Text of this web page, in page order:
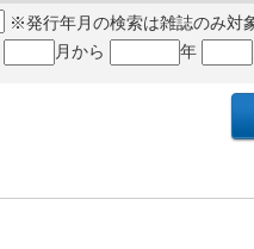
※発行年月の検索は雑誌のみ対
月から 年